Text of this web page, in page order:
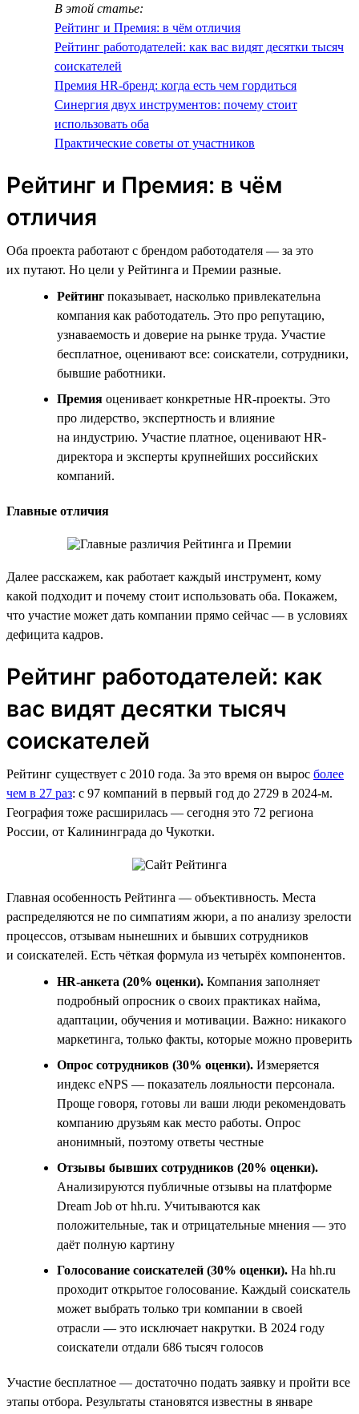
В этой статье:
Рейтинг и Премия: в чём отличия
Рейтинг работодателей: как вас видят десятки тысяч
соискателей
Премия HR-бренд: когда есть чем гордиться
Синергия двух инструментов: почему стоит
использовать оба
Практические советы от участников
Рейтинг и Премия: в чём
отличия
Оба проекта работают с брендом работодателя — за это
их путают. Но цели у Рейтинга и Премии разные.
Рейтинг показывает, насколько привлекательна
компания как работодатель. Это про репутацию,
узнаваемость и доверие на рынке труда. Участие
бесплатное, оценивают все: соискатели, сотрудники,
бывшие работники.
Премия оценивает конкретные HR-проекты. Это
про лидерство, экспертность и влияние
на индустрию. Участие платное, оценивают HR-
директора и эксперты крупнейших российских
компаний.
Главные отличия
Далее расскажем, как работает каждый инструмент, кому
какой подходит и почему стоит использовать оба. Покажем,
что участие может дать компании прямо сейчас — в условиях
дефицита кадров.
Рейтинг работодателей: как
вас видят десятки тысяч
соискателей
Рейтинг существует с 2010 года. За это время он вырос более
чем в 27 раз: с 97 компаний в первый год до 2729 в 2024-м.
География тоже расширилась — сегодня это 72 региона
России, от Калининграда до Чукотки.
Главная особенность Рейтинга — объективность. Места
распределяются не по симпатиям жюри, а по анализу зрелости
процессов, отзывам нынешних и бывших сотрудников
и соискателей. Есть чёткая формула из четырёх компонентов.
HR-анкета (20% оценки). Компания заполняет
подробный опросник о своих практиках найма,
адаптации, обучения и мотивации. Важно: никакого
маркетинга, только факты, которые можно проверить
Опрос сотрудников (30% оценки). Измеряется
индекс eNPS — показатель лояльности персонала.
Проще говоря, готовы ли ваши люди рекомендовать
компанию друзьям как место работы. Опрос
анонимный, поэтому ответы честные
Отзывы бывших сотрудников (20% оценки).
Анализируются публичные отзывы на платформе
Dream Job от hh.ru. Учитываются как
положительные, так и отрицательные мнения — это
даёт полную картину
Голосование соискателей (30% оценки). На hh.ru
проходит открытое голосование. Каждый соискатель
может выбрать только три компании в своей
отрасли — это исключает накрутки. В 2024 году
соискатели отдали 686 тысяч голосов
Участие бесплатное — достаточно подать заявку и пройти все
этапы отбора. Результаты становятся известны в январе